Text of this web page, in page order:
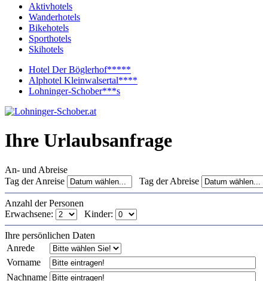
Aktivhotels
Wanderhotels
Bikehotels
Sporthotels
Skihotels
Hotel Der Böglerhof*****
Alphotel Kleinwalsertal****
Lohninger-Schober***s
Ihre Urlaubsanfrage
An- und Abreise
Tag der Anreise
Tag der Abreise
Anzahl der Personen
Erwachsene:
Kinder:
Ihre persönlichen Daten
Anrede
Vorname
Nachname